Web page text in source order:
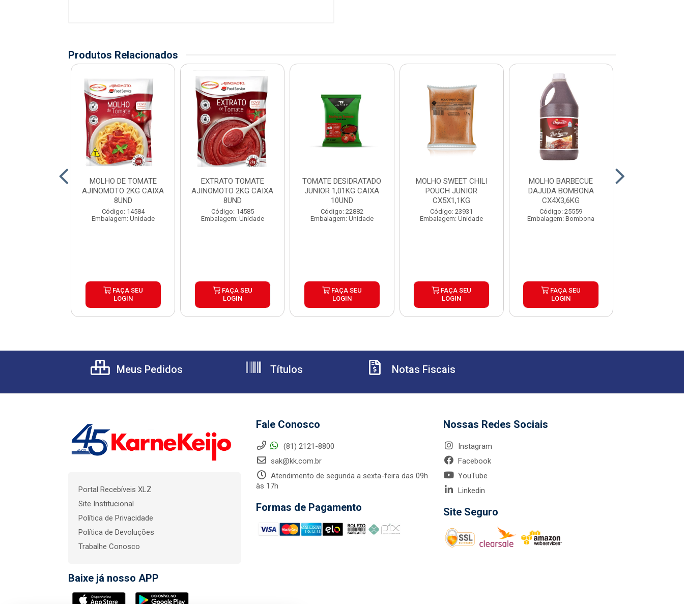
Produtos Relacionados
MOLHO DE TOMATE
AJINOMOTO 2KG CAIXA
8UND
Código: 14584
Embalagem: Unidade
FAÇA SEU
LOGIN
EXTRATO TOMATE
AJINOMOTO 2KG CAIXA
8UND
Código: 14585
Embalagem: Unidade
FAÇA SEU
LOGIN
TOMATE DESIDRATADO
JUNIOR 1,01KG CAIXA
10UND
Código: 22882
Embalagem: Unidade
FAÇA SEU
LOGIN
MOLHO SWEET CHILI
POUCH JUNIOR
CX5X1,1KG
Código: 23931
Embalagem: Unidade
FAÇA SEU
LOGIN
MOLHO BARBECUE
DAJUDA BOMBONA
CX4X3,6KG
Código: 25559
Embalagem: Bombona
FAÇA SEU
LOGIN
Meus Pedidos Títulos Notas Fiscais
Portal Recebíveis XLZ
Site Institucional
Política de Privacidade
Política de Devoluções
Trabalhe Conosco
Baixe já nosso APP
Fale Conosco
(81) 2121-8800
sak@kk.com.br
Atendimento de segunda a sexta-feira das 09h
às 17h
Formas de Pagamento
Nossas Redes Sociais
Instagram
Facebook
YouTube
Linkedin
Site Seguro